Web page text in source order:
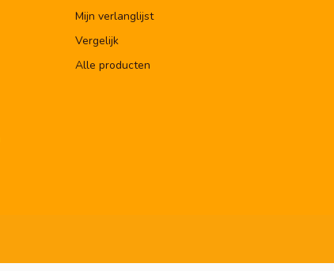
Mijn verlanglijst
Vergelijk
Alle producten